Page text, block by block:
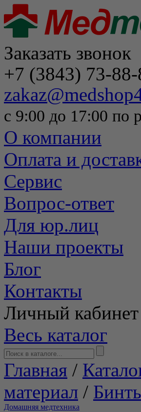
Заказать звонок
+7 (3843) 73-
с 9:00 до 17:00 по
О компании
Оплата и
Сервис
Вопрос-ответ
Для юр.лиц
Наши проекты
Блог
Контакты
Личный кабинет
Весь каталог
Главная /
материал /
Домашняя медтехника